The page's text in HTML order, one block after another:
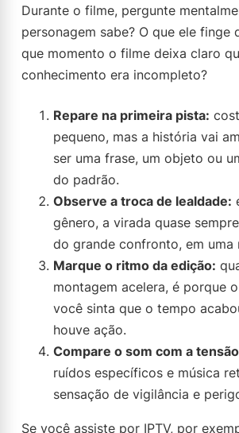
Durante o filme, pergunte
personagem sabe? O que ele finge
que momento o filme deixa claro
conhecimento era incompleto?
Repare na primeira pista:
pequeno, mas a história vai
ser uma frase, um objeto ou
do padrão.
Observe a troca de lealdade:
gênero, a virada quase
do grande confronto, em uma
Marque o ritmo da edição:
montagem acelera, é porque
você sinta que o tempo
houve ação.
Compare o som com a
ruídos específicos e música
sensação de vigilância e
Se você assiste por IPTV, por